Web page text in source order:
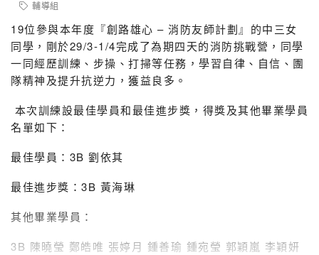
輔導組
19位參與本年度『創路雄心 – 消防友師計劃』的中三女
同學，剛於29/3-1/4完成了為期四天的消防挑戰營，同學
一同經歷訓練、步操、打掃等任務，學習自律、自信、團
隊精神及提升抗逆力，獲益良多。
本次訓練設最佳學員和最佳進步獎，得獎及其他畢業學員
名單如下：
最佳學員：3B 劉依其
最佳進步獎：3B 黃海琳
其他畢業學員：
3B 陳曉瑩 鄭皓唯 張婷月 鍾善瑜 鍾宛瑩 郭穎嵐 李穎妍